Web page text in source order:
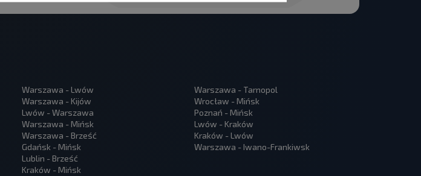
Warszawa - Lwów
Warszawa - Kijów
Lwów - Warszawa
Warszawa - Mińsk
Warszawa - Brześć
Gdańsk - Mińsk
Lublin - Brześć
Kraków - Mińsk
Warszawa - Tarnopol
Wrocław - Mińsk
Poznań - Mińsk
Lwów - Kraków
Kraków - Lwów
Warszawa - Iwano-Frankiwsk